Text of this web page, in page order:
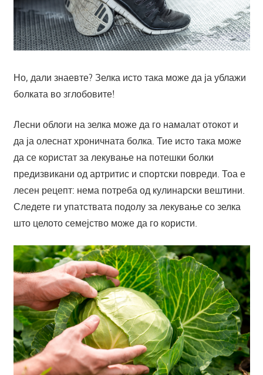
Но, дали знаевте? Зелка исто така може да ја ублажи
болката во зглобовите!
Лесни облоги на зелка може да го намалат отокот и
да ја олеснат хроничната болка. Тие исто така може
да се користат за лекување на потешки болки
предизвикани од артритис и спортски повреди. Тоа е
лесен рецепт: нема потреба од кулинарски вештини.
Следете ги упатствата подолу за лекување со зелка
што целото семејство може да го користи.